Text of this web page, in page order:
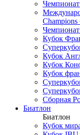
Champions
Кубок
Кубок
Кубок
Кубок
Сборная
Биатлон
Биатлон
Кубок